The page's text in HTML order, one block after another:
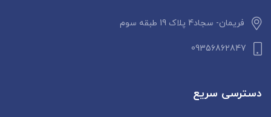
فریمان- سجاد4 پلاک 19 طبقه سوم
09356862847
دسترسی سریع